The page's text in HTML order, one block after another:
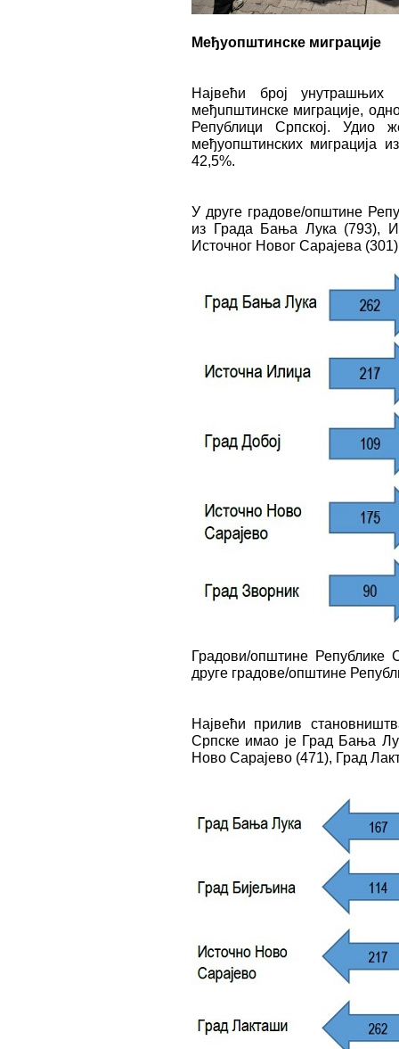
Међуопштинске миграције
Највећи број унутрашњих
међuпштинске миграције,
Републици Српској. Удио
међуопштинских миграција
42,5%.
У друге градове/општине
из Града Бања Лука (793),
Источног Новог Сарајева
Градови/општине Републике
друге градове/општине
Највећи прилив
Српске имао је Град Бања
Ново Сарајево (471), Град